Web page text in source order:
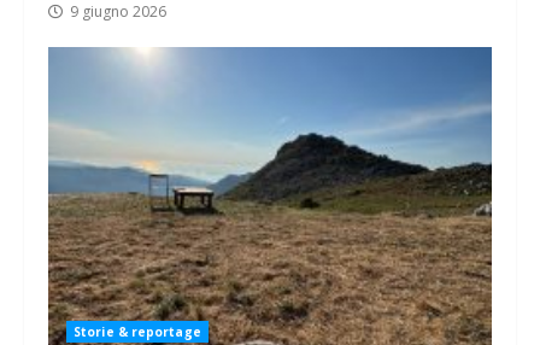
9 giugno 2026
Storie & reportage